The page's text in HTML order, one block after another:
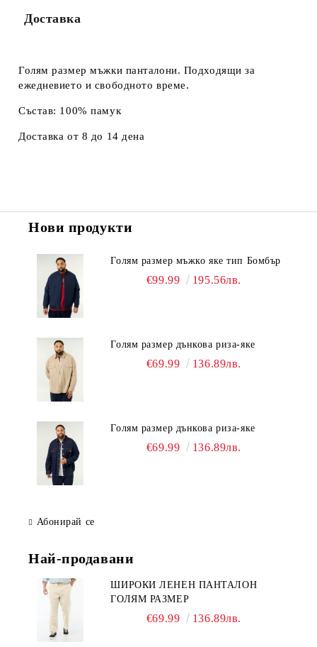
Доставка
Голям размер мъжки панталони. Подходящи за
ежедневието и свободното време.
Състав: 100% памук
Доставка от 8 до 14 дена
Нови продукти
Голям размер мъжко яке тип Бомбър
€99.99 195.56лв.
Голям размер дънкова риза-яке
€69.99 136.89лв.
Голям размер дънкова риза-яке
€69.99 136.89лв.
Абонирай се
Най-продавани
ШИРОКИ ЛЕНЕН ПАНТАЛОН
ГОЛЯМ РАЗМЕР
€69.99 136.89лв.